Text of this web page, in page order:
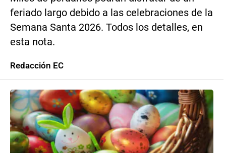
feriado largo debido a las celebraciones de la
Semana Santa 2026. Todos los detalles, en
esta nota.
Redacción EC